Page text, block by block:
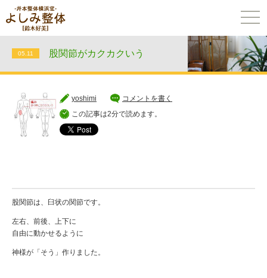
05.11 股関節がカクカクいう
yoshimi
コメントを書く
この記事は2分で読めます。
股関節は、臼状の関節です。
左右、前後、上下に
自由に動かせるように
神様が「そう」作りました。